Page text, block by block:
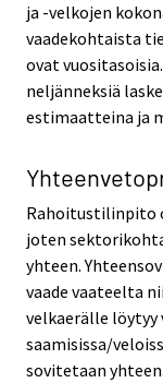
ja -velkojen
vaadekohtaista
ovat
neljänneksiä
estimaatteina ja
Rahoitustilinpito
joten
yhteen.
vaade vaateelta
velkaerälle
saamisissa/
sovitetaan